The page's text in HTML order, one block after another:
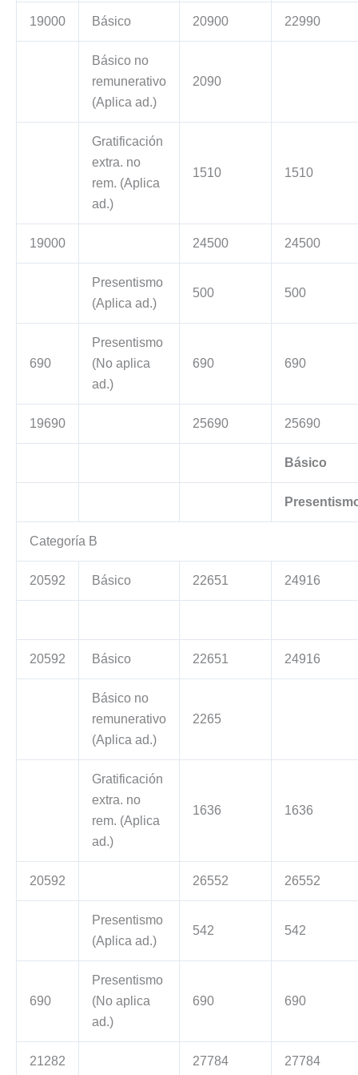
19000 Básico 20900 22990
Básico no
remunerativo
(Aplica ad.)
2090
Gratificación
extra. no
rem. (Aplica
ad.)
1510 1510
19000 24500 24500
Presentismo
(Aplica ad.)
500 500
690
Presentismo
(No aplica
ad.)
690 690
19690 25690 25690
Básico
Categoría B
20592 Básico 22651 24916
20592 Básico 22651 24916
Básico no
remunerativo
(Aplica ad.)
2265
Gratificación
extra. no
rem. (Aplica
ad.)
1636 1636
20592 26552 26552
Presentismo
(Aplica ad.)
542 542
690
Presentismo
(No aplica
ad.)
690 690
21282 27784 27784